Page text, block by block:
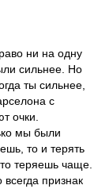
ни на одну
сильнее. Но
ты сильнее,
с
очки.
мы были
то и терять
теряешь чаще.
признак